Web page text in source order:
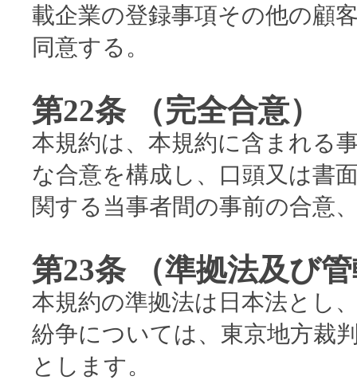
載企業の登録事項その他の顧
同意する。
第22条 （完全合意）
本規約は、本規約に含まれる
な合意を構成し、口頭又は書
関する当事者間の事前の合意
第23条 （準拠法及び
本規約の準拠法は日本法とし
紛争については、東京地方裁
とします。